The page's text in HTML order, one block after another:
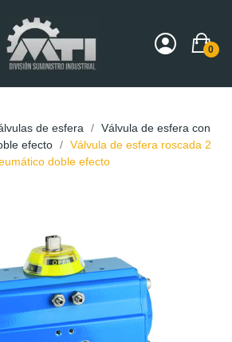
0
de esfera
Válvula de esfera con
efecto
Válvula de esfera roscada 2
doble efecto